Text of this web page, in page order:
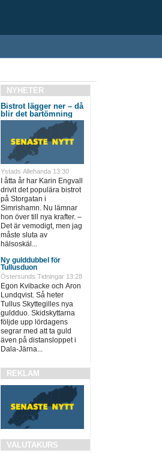
NYHETER
Bistrot lägger ner – då
blir det bartömning
Ystads Allehanda 13:30
I åtta år har Karin Engvall
drivit det populära bistrot
på Storgatan i
Simrishamn. Nu lämnar
hon över till nya krafter. –
Det är vemodigt, men jag
måste sluta av
hälsoskäl...
Ny gulddubbel för
Tullusduon
Östersunds Tidningar 13:28
Egon Kvibacke och Aron
Lundqvist. Så heter
Tullus Skyttegilles nya
guldduo. Skidskyttarna
följde upp lördagens
segrar med att ta guld
även på distansloppet i
Dala-Järna...
REKLAM
VALUTAKURS